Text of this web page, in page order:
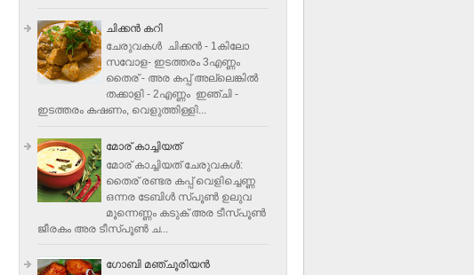
ചിക്കന്‍ കറി
ചേരുവകൾ ചിക്കന്‍ - 1കിലോ
സവോള- ഇടത്തരം 3എണ്ണം
തൈര് - അര കപ്പ്‌ അല്ലെങ്കില്‍
തക്കാളി - 2എണ്ണം ഇഞ്ചി -
ഇടത്തരം കഷണം, വെളുത്തിള്ളി...
മോര് കാച്ചിയത്
മോര് കാച്ചിയത് ചേരുവകള്‍‌:
തൈര് രണ്ടര കപ്പ് വെളിച്ചെണ്ണ
ഒന്നര ടേബിള്‍ സ്പൂണ്‍ ഉലുവ
മൂന്നെണ്ണം കടുക് അര ടീസ്പൂണ്‍
ജീരകം അര ടീസ്പൂണ്‍ ച...
ഗോബി മഞ്ചൂരിയന്‍